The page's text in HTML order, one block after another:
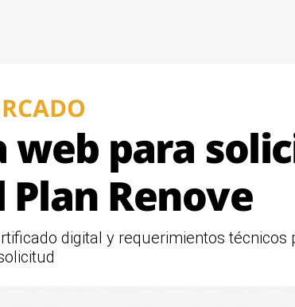
web para
Renove
digital y requerimientos técnicos